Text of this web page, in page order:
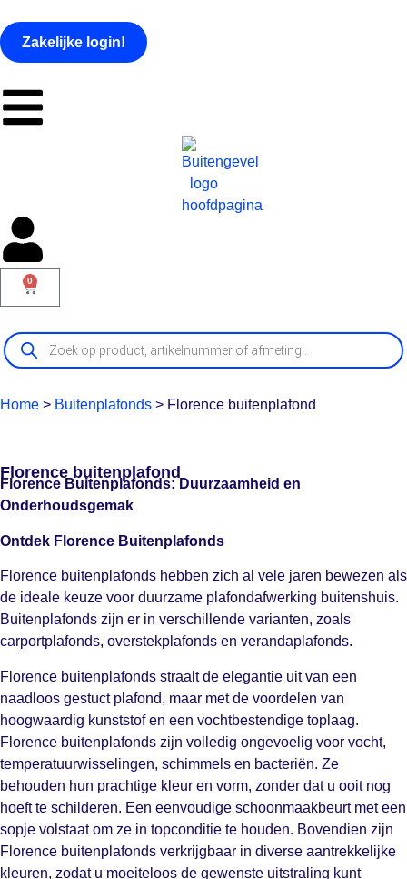
Zakelijke login!
0
Home > Buitenplafonds > Florence buitenplafond
Florence buitenplafond
Florence Buitenplafonds: Duurzaamheid en
Onderhoudsgemak
Ontdek Florence Buitenplafonds
Florence buitenplafonds hebben zich al vele jaren bewezen als
de ideale keuze voor duurzame plafondafwerking buitenshuis.
Buitenplafonds zijn er in verschillende varianten, zoals
carportplafonds, overstekplafonds en verandaplafonds.
Florence buitenplafonds straalt de elegantie uit van een
naadloos gestuct plafond, maar met de voordelen van
hoogwaardig kunststof en een vochtbestendige toplaag.
Florence buitenplafonds zijn volledig ongevoelig voor vocht,
temperatuurwisselingen, schimmels en bacteriën. Ze
behouden hun prachtige kleur en vorm, zonder dat u ooit nog
hoeft te schilderen. Een eenvoudige schoonmaakbeurt met een
sopje volstaat om ze in topconditie te houden. Bovendien zijn
Florence buitenplafonds verkrijgbaar in diverse aantrekkelijke
kleuren, zodat u moeiteloos de gewenste uitstraling kunt